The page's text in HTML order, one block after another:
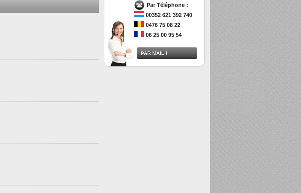
Par Téléphone :
00352 621 392 740
0476 75 08 22
06 25 00 95 54
PAR MAIL !